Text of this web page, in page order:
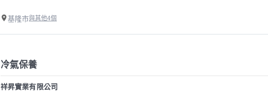
基隆市與其他4個
冷氣保養
祥昇實業有限公司